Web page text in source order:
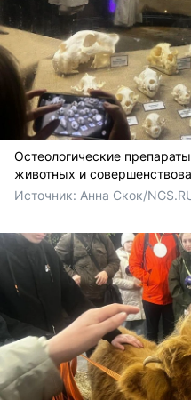
Остеологические
животных и
Источник: Анна Скок/